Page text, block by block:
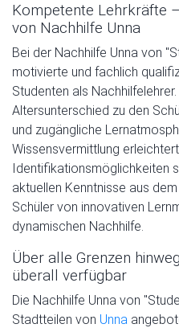
Kompetente Lehrkräfte
von Nachhilfe Unna
Bei der Nachhilfe Unna von
motivierte und fachlich
Studenten als
Altersunterschied zu den
und zugängliche
Wissensvermittlung
Identifikationsmöglichkeiten
aktuellen Kenntnisse aus
Schüler von innovativen
dynamischen Nachhilfe.
Über alle Grenzen
überall verfügbar
Die Nachhilfe Unna von
Stadtteilen von Unna